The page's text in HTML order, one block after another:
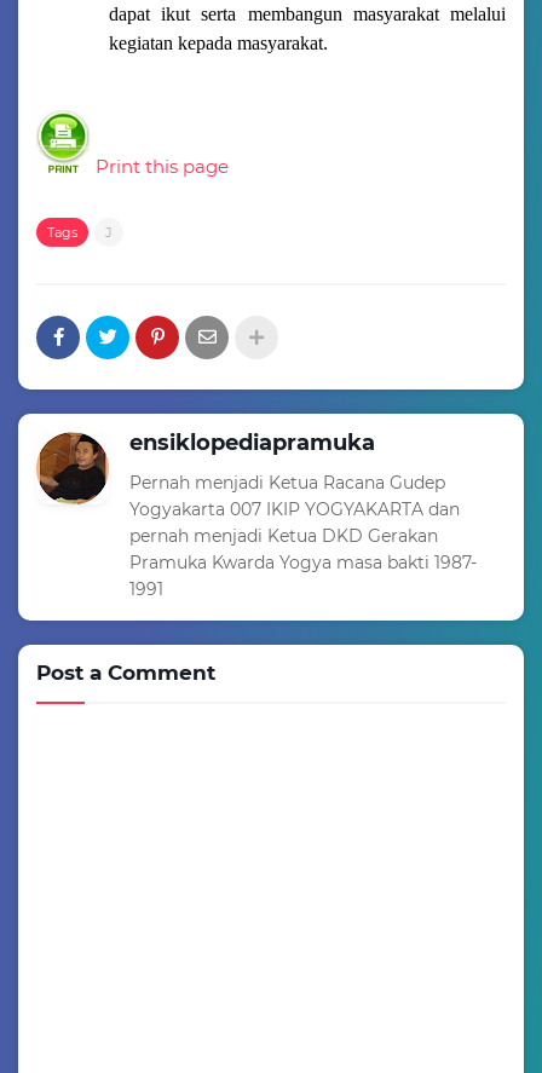
dapat ikut serta membangun masyarakat melalui
kegiatan kepada masyarakat.
Print this page
Tags J
ensiklopediapramuka
Pernah menjadi Ketua Racana Gudep
Yogyakarta 007 IKIP YOGYAKARTA dan
pernah menjadi Ketua DKD Gerakan
Pramuka Kwarda Yogya masa bakti 1987-
1991
Post a Comment